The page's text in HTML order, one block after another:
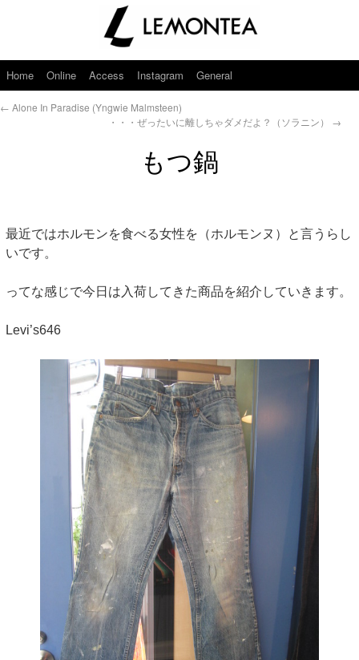
Home Online Access Instagram General
← Alone In Paradise (Yngwie Malmsteen)
・・・ぜったいに離しちゃダメだよ？（ソラニン） →
もつ鍋
最近ではホルモンを食べる女性を（ホルモンヌ）と言うらし
いです。
ってな感じで今日は入荷してきた商品を紹介していきます。
Levi’s646